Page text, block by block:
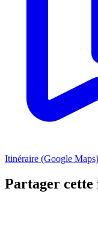
Itinéraire (Google Maps)
Partager cette